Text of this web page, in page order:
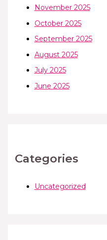
November 2025
October 2025
September 2025
August 2025
July 2025
June 2025
Categories
Uncategorized